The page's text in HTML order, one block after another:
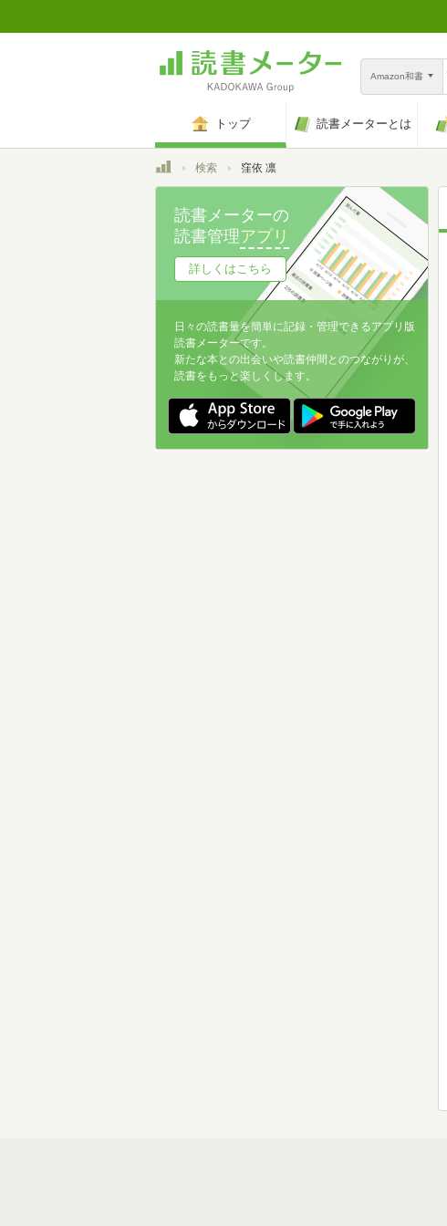
Amazon和書
トップ 読書メーターとは
トップ検索 窪依 凛
読書メーターの
読書管理アプリ
詳しくはこちら
日々の読書量を簡単に記録・管理できるアプリ版
読書メーターです。
新たな本との出会いや読書仲間とのつながりが、
読書をもっと楽しくします。